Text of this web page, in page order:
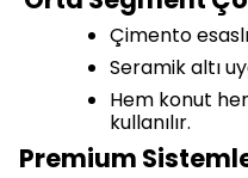
Çimento
Seramik altı
Hem konut
kullanılır.
Premium